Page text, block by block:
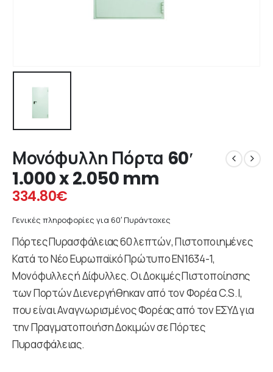
Μονόφυλλη Πόρτα 60′
1.000 x 2.050 mm
334.80€
Γενικές πληροφορίες για 60′ Πυράντοχες
Πόρτες Πυρασφάλειας 60 λεπτών, Πιστοποιημένες
Κατά το Νέο Ευρωπαϊκό Πρώτυπο ΕΝ1634-1,
Μονόφυλλες ή Δίφυλλες. Οι Δοκιμές Πιστοποίησης
των Πορτών Διενεργήθηκαν από τον Φορέα C.S.I,
που είναι Αναγνωρισμένος Φορέας από τον ΕΣΥΔ για
την Πραγματοποιήση Δοκιμών σε Πόρτες
Πυρασφάλειας.